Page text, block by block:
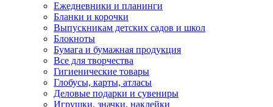
Ежедневники и планинги
Бланки и корочки
Выпускникам детских садов и школ
Блокноты
Бумага и бумажная продукция
Все для творчества
Гигиенические товары
Глобусы, карты, атласы
Деловые подарки и сувениры
Игрушки, значки, наклейки